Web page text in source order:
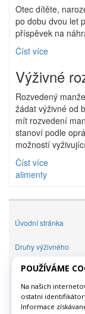
Otec dítěte,
po dobu dvou let
příspěvek na
Číst více
Výživné
Rozvedený
žádat výživné od
mít rozvedení
stanoví podle
možností
Číst více
alimenty
Úvodní stránka
Druhy výživného
Informace
Legislativa – zákony